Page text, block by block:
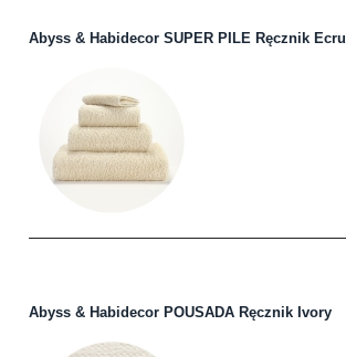
Abyss & Habidecor SUPER PILE Ręcznik Ecru
Abyss & Habidecor POUSADA Ręcznik Ivory